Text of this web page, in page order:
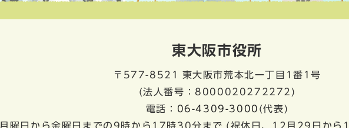
東大阪市役所
〒577-8521
東大阪市荒本北一丁目1番1号
(法人番号：8000020272272)
電話： 06-4309-3000 (代表)
月曜日から金曜日までの9時から17時30分まで (祝休日、12月29日から